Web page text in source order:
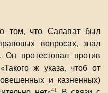
том, что Салават был
вопросах, знал
протестовал против
ж указа, чтоб от
и казненных)
41